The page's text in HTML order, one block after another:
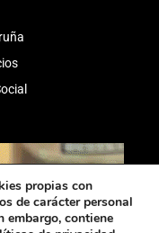
propias con
de carácter personal
embargo, contiene